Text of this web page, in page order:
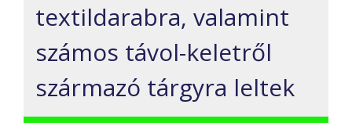
textildarabra, valamint
számos távol-keletről
származó tárgyra leltek